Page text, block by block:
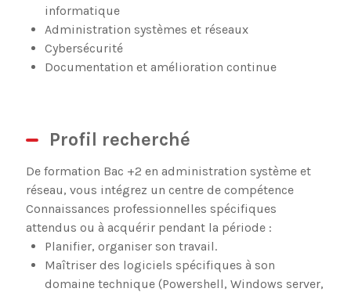
informatique
Administration systèmes et réseaux
Cybersécurité
Documentation et amélioration continue
Profil recherché
De formation Bac +2 en administration système et
réseau, vous intégrez un centre de compétence
Connaissances professionnelles spécifiques
attendus ou à acquérir pendant la période :
Planifier, organiser son travail.
Maîtriser des logiciels spécifiques à son
domaine technique (Powershell, Windows server,